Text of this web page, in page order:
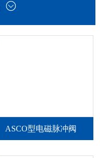

ASCO型电磁脉冲阀